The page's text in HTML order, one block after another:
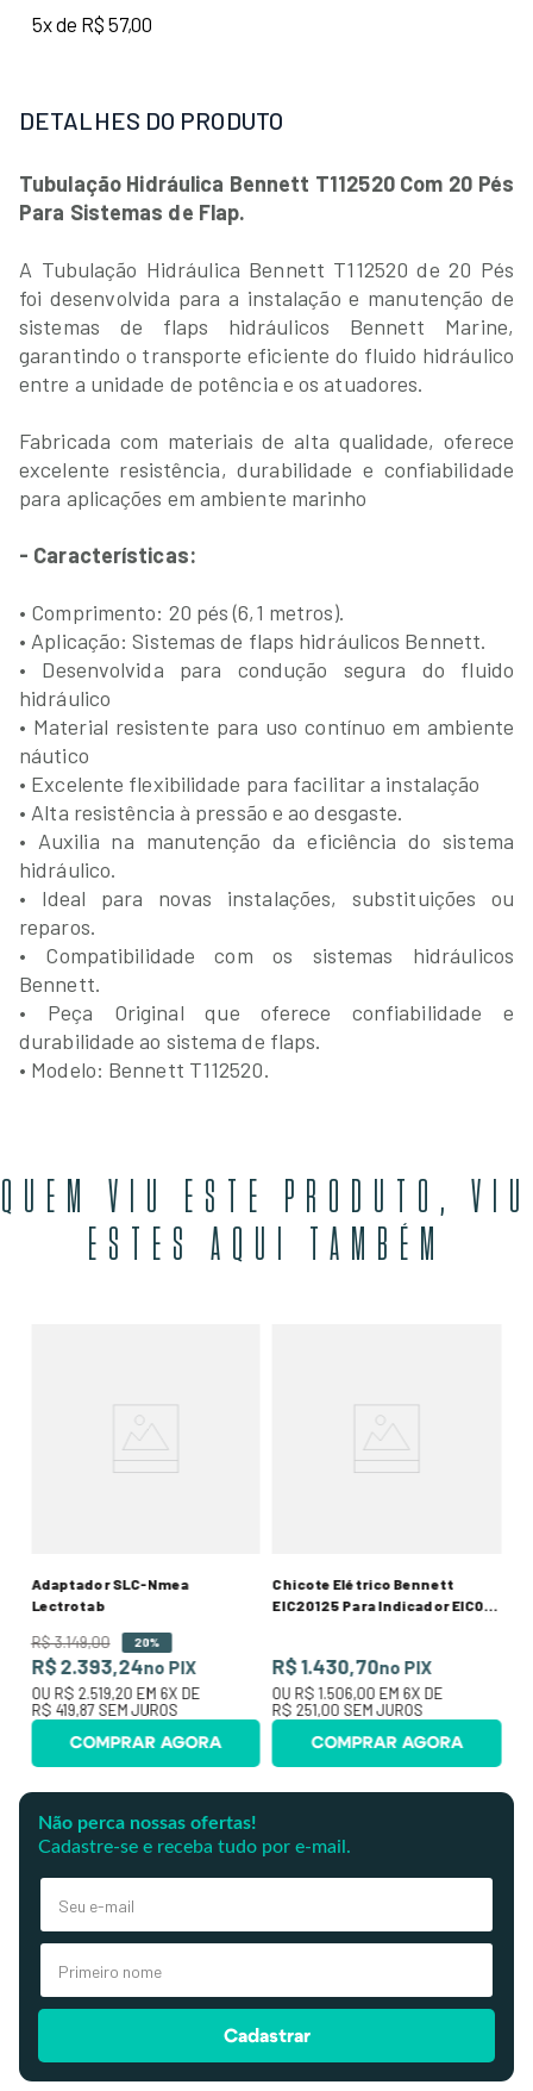
5x de R$ 57,00
DETALHES DO PRODUTO
Tubulação Hidráulica Bennett T112520 Com 20 Pés
Para Sistemas de Flap.
A Tubulação Hidráulica Bennett T112520 de 20 Pés
foi desenvolvida para a instalação e manutenção de
sistemas de flaps hidráulicos Bennett Marine,
garantindo o transporte eficiente do fluido hidráulico
entre a unidade de potência e os atuadores.
Fabricada com materiais de alta qualidade, oferece
excelente resistência, durabilidade e confiabilidade
para aplicações em ambiente marinho
- Características:
• Comprimento: 20 pés (6,1 metros).
• Aplicação: Sistemas de flaps hidráulicos Bennett.
• Desenvolvida para condução segura do fluido
hidráulico
• Material resistente para uso contínuo em ambiente
náutico
• Excelente flexibilidade para facilitar a instalação
• Alta resistência à pressão e ao desgaste.
• Auxilia na manutenção da eficiência do sistema
hidráulico.
• Ideal para novas instalações, substituições ou
reparos.
• Compatibilidade com os sistemas hidráulicos
Bennett.
• Peça Original que oferece confiabilidade e
durabilidade ao sistema de flaps.
• Modelo: Bennett T112520.
QUEM VIU ESTE PRODUTO, VIU
ESTES AQUI TAMBÉM
Adaptador SLC-Nmea
Lectrotab
R$3.149,00 20%
R$ 2.393,24no PIX
OU R$ 2.519,20 EM 6X DE
R$ 419,87SEM JUROS
COMPRAR AGORA
Chicote Elétrico Bennett
EIC20125 Para Indicador EIC001
R$ 1.430,70no PIX
OU R$ 1.506,00 EM 6X DE
R$ 251,00 SEM JUROS
COMPRAR AGORA
Não perca nossas ofertas!
Cadastre-se e receba tudo por e-mail.
Cadastrar